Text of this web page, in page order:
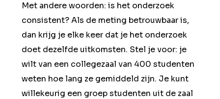
Met andere woorden: is het onderzoek
consistent? Als de meting betrouwbaar is,
dan krijg je elke keer dat je het onderzoek
doet dezelfde uitkomsten. Stel je voor: je
wilt van een collegezaal van 400 studenten
weten hoe lang ze gemiddeld zijn. Je kunt
willekeurig een groep studenten uit de zaal